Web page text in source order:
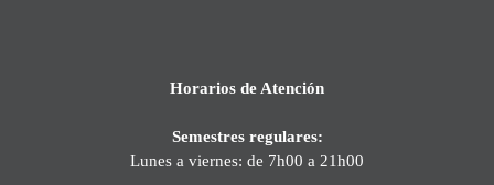
Horarios de Atención
Semestres regulares:
Lunes a viernes: de 7h00 a 21h00